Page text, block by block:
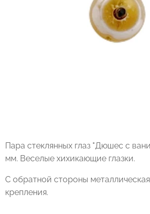
Пара стеклянных глаз "Дюшес с
мм. Веселые хихикающие глазки.
С обратной стороны металлическая
крепления.